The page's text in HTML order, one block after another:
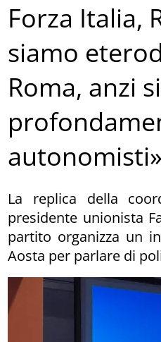
Forza Italia,
siamo
Roma, anzi
autonomisti»
La replica della
presidente unionista
partito organizza un
Aosta per parlare di